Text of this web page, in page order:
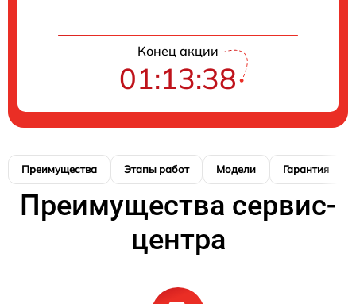
Конец акции
01:13:38
Преимущества Этапы работ Модели Гарантия
Преимущества сервис-
центра